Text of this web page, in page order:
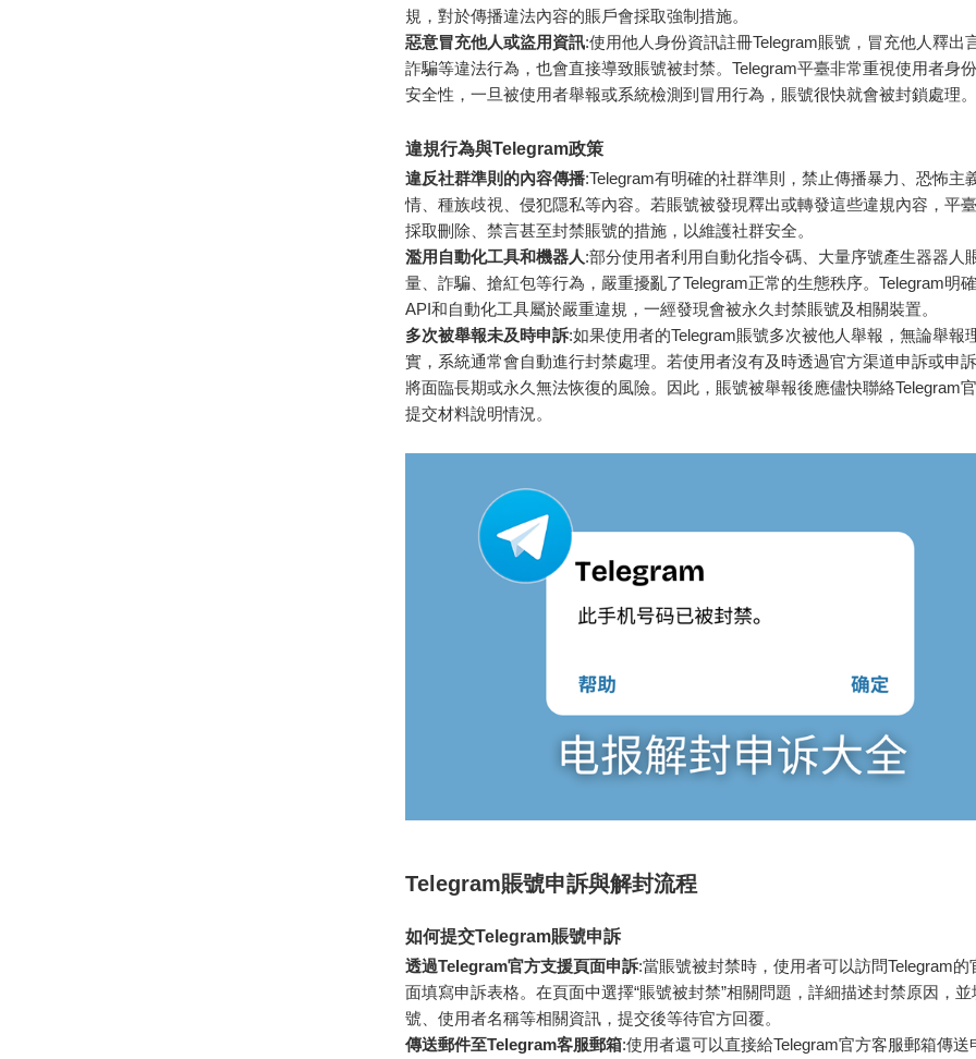
規，對於傳播違法內容的賬戶會採取強制措施。
惡意冒充他人或盜用資訊:使用他人身份資訊註冊Telegram賬號，冒充他人釋出
詐騙等違法行為，也會直接導致賬號被封禁。Telegram平臺非常重視使用者身
安全性，一旦被使用者舉報或系統檢測到冒用行為，賬號很快就會被封鎖處理。
違規行為與Telegram政策
違反社群準則的內容傳播:Telegram有明確的社群準則，禁止傳播暴力、恐怖主
情、種族歧視、侵犯隱私等內容。若賬號被發現釋出或轉發這些違規內容，平
採取刪除、禁言甚至封禁賬號的措施，以維護社群安全。
濫用自動化工具和機器人:部分使用者利用自動化指令碼、大量序號產生器器人
量、詐騙、搶紅包等行為，嚴重擾亂了Telegram正常的生態秩序。Telegram明
API和自動化工具屬於嚴重違規，一經發現會被永久封禁賬號及相關裝置。
多次被舉報未及時申訴:如果使用者的Telegram賬號多次被他人舉報，無論舉報
實，系統通常會自動進行封禁處理。若使用者沒有及時透過官方渠道申訴或申
將面臨長期或永久無法恢復的風險。因此，賬號被舉報後應儘快聯絡Telegram
提交材料說明情況。
Telegram賬號申訴與解封流程
如何提交Telegram賬號申訴
透過Telegram官方支援頁面申訴:當賬號被封禁時，使用者可以訪問Telegram的
面填寫申訴表格。在頁面中選擇“賬號被封禁”相關問題，詳細描述封禁原因，
號、使用者名稱等相關資訊，提交後等待官方回覆。
傳送郵件至Telegram客服郵箱:使用者還可以直接給Telegram官方客服郵箱傳送